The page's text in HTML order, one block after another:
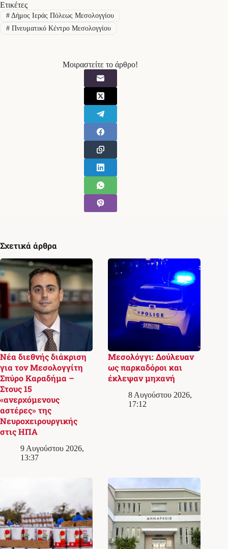
Ετικέτες
#Δήμος Ιεράς Πόλεως Μεσολογγίου
#Πνευματικό Κέντρο Μεσολογγίου
Μοιραστείτε το άρθρο!
Σχετικά άρθρα
Νέα διεθνής διάκριση
για τον Μεσολογγίτη
Σπύρο Καραδήμα –
Στους 15
«ανερχόμενους
αστέρες» της
Νευροχειρουργικής
στις ΗΠΑ
9 Αυγούστου 2026,
13:37
Μεσολόγγι: Δούλευαν
ως παρκαδόροι και
έκλεψαν μηχανή
8 Αυγούστου 2026,
17:12